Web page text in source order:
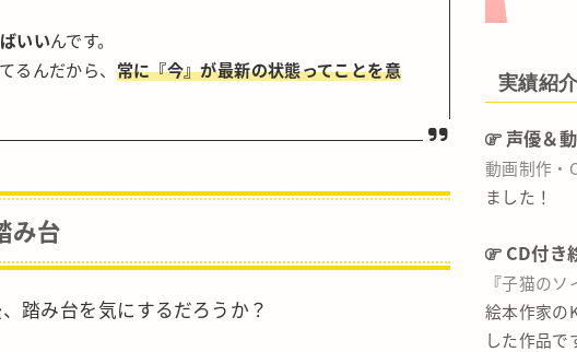
いいんです。
るんだから、 常に『今』が最新の状態ってことを意
み台
踏み台を気にするだろうか？
実績紹
声優＆
動画制作・
ました！
CD付き
『子猫のソ
絵本作家の
した作品で